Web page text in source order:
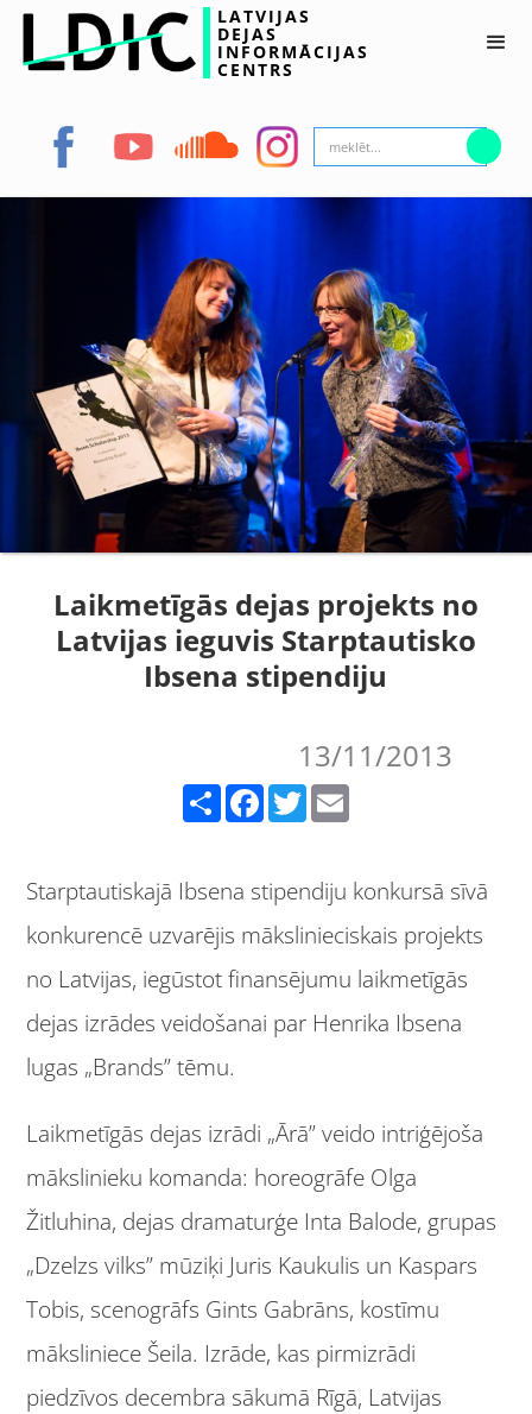
LATVIJAS
DEJAS
INFORMĀCIJAS
CENTRS
Laikmetīgās dejas projekts no
Latvijas ieguvis Starptautisko
Ibsena stipendiju
13/11/2013
Facebook Twitter
Starptautiskajā Ibsena stipendiju konkursā sīvā
konkurencē uzvarējis mākslinieciskais projekts
no Latvijas, iegūstot finansējumu laikmetīgās
dejas izrādes veidošanai par Henrika Ibsena
lugas „Brands” tēmu.
Laikmetīgās dejas izrādi „Ārā” veido intriģējoša
mākslinieku komanda: horeogrāfe Olga
Žitluhina, dejas dramaturģe Inta Balode, grupas
„Dzelzs vilks” mūziķi Juris Kaukulis un Kaspars
Tobis, scenogrāfs Gints Gabrāns, kostīmu
māksliniece Šeila. Izrāde, kas pirmizrādi
piedzīvos decembra sākumā Rīgā, Latvijas